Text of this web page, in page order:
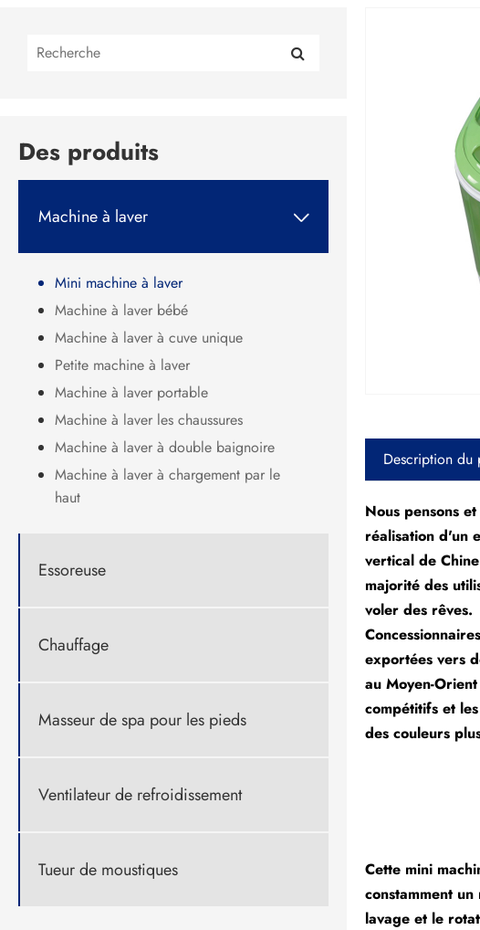
Des produits
Machine à laver 
Mini machine à laver
Machine à laver bébé
Machine à laver à cuve unique
Petite machine à laver
Machine à laver portable
Machine à laver les chaussures
Machine à laver à double baignoire
Machine à laver à chargement par le
haut
Essoreuse
Chauffage
Masseur de spa pour les pieds
Ventilateur de refroidissement
Tueur de moustiques
Description du
Nous pensons
réalisation d'un
vertical de
majorité des
voler des rêves.
exportées vers
au Moyen-
compétitifs et
des couleurs
Cette mini
constamment
lavage et le